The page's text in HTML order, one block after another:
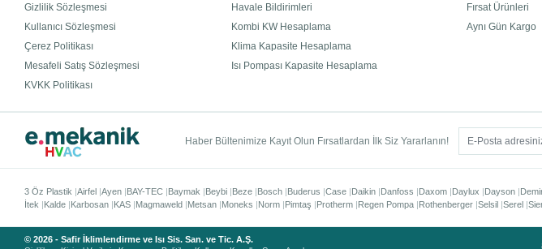
Gizlilik Sözleşmesi
Kullanıcı Sözleşmesi
Çerez Politikası
Mesafeli Satış Sözleşmesi
KVKK Politikası
Havale Bildirimleri
Kombi KW Hesaplama
Klima Kapasite Hesaplama
Isı Pompası Kapasite Hesaplama
Fırsat Ürünleri
Aynı Gün Kargo
Haber Bültenimize Kayıt Olun Fırsatlardan İlk Siz Yararlanın!
3 Öz Plastik Airfel Ayen BAY-TEC Baymak Beybi Beze Bosch Buderus Case Daikin Danfoss Daxom Daylux Dayson
İtek
Kalde Karbosan KAS Magmaweld Metsan Moneks Norm Pimtaş Protherm Regen Pompa Rothenberger Selsil Serel
© 2026 - Safir İklimlendirme ve Isı Sis. San. ve Tic. A.Ş.